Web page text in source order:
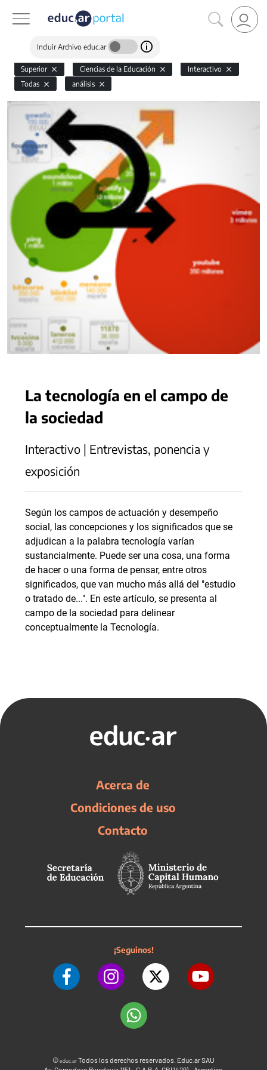
Incluir Archivo educ.ar
Superior Ciencias de la Educación
Interactivo
Todas
análisis
La tecnología en el campo de
la sociedad
Interactivo | Entrevistas, ponencia y
exposición
Según los campos de actuación y desempeño
social, las concepciones y los significados que se
adjudican a la palabra tecnología varían
sustancialmente. Puede ser una cosa, una forma
de hacer o una forma de pensar, entre otros
significados, que van mucho más allá del "estudio
o tratado de...". En este artículo, se presenta al
campo de la sociedad para delinear
conceptualmente la Tecnología.
Acerca de
Condiciones de uso
Contacto
¡Seguinos!
©educ.arTodos los derechos reservados. Educ.ar SAU